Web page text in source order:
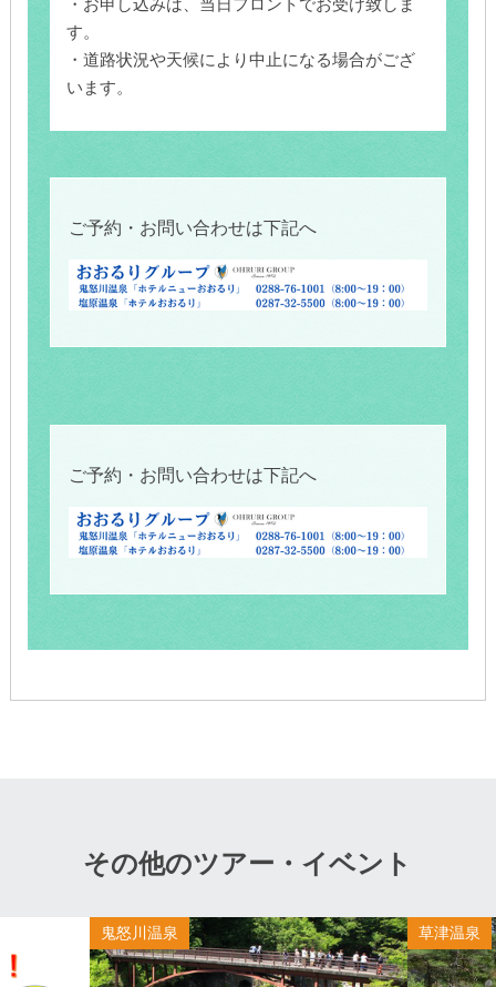
・お申し込みは、当日フロントでお受け致しま
す。
・道路状況や天候により中止になる場合がござ
います。
ご予約・お問い合わせは下記へ
ご予約・お問い合わせは下記へ
その他のツアー・イベント
鬼怒川温泉 草津温泉